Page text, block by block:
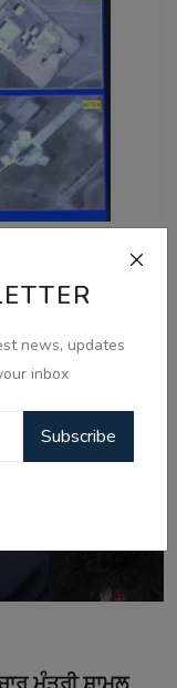
news, updates
inbox
Subscribe
ਹਮਲੇ ਕੀਤੇ: